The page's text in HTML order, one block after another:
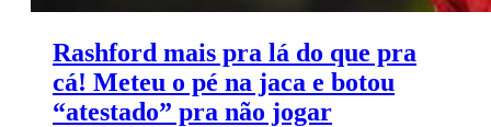
Rashford mais pra lá do que pra
cá! Meteu o pé na jaca e botou
“atestado” pra não jogar